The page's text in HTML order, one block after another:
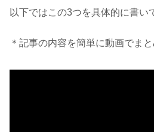
以下ではこの3つを具体的に書い
＊記事の内容を簡単に動画でま